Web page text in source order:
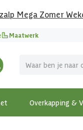
Mega Zomer
Maatwerk
Overkapping &